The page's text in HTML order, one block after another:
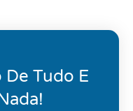
Tudo E